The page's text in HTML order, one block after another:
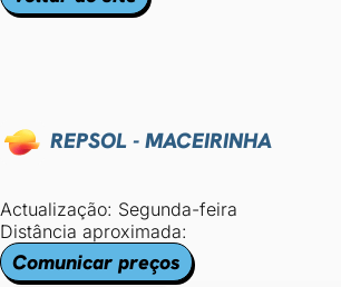
REPSOL - MACEIRINHA
Actualização: Segunda-feira
Distância aproximada:
Comunicar preços